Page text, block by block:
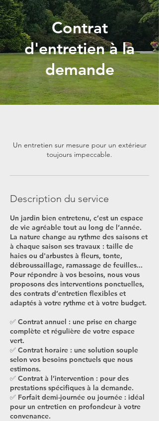
Contrat
d'entretien à la
demande
Un entretien sur mesure pour un extérieur
toujours impeccable.
Description du service
Un jardin bien entretenu, c’est un espace
de vie agréable tout au long de l’année.
La nature change au rythme des saisons et
à chaque saison ses travaux : taille de
haies ou d'arbustes à fleurs, tonte,
débroussaillage, ramassage de feuilles...
Pour répondre à vos besoins, nous vous
proposons des interventions ponctuelles,
des contrats d’entretien flexibles et
adaptés à votre rythme et à votre budget.
✅ Contrat annuel : une prise en charge
complète et régulière de votre espace
vert.
✅ Contrat horaire : une solution souple
selon vos besoins ponctuels que nous
estimons.
✅ Contrat à l’intervention : pour des
prestations spécifiques à la demande.
✅ Forfait demi-journée ou journée : idéal
pour un entretien en profondeur à votre
convenance.